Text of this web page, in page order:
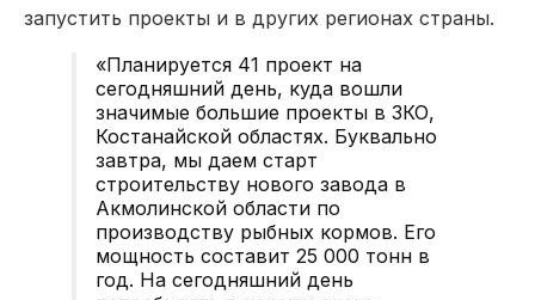
запустить проекты и в других регионах страны.
«Планируется 41 проект на
сегодняшний день, куда вошли
значимые большие проекты в ЗКО,
Костанайской областях. Буквально
завтра, мы даем старт
строительству нового завода в
Акмолинской области по
производству рыбных кормов. Его
мощность составит 25 000 тонн в
год. На сегодняшний день